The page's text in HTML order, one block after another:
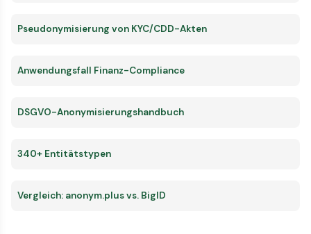
Pseudonymisierung von KYC/CDD-Akten
Anwendungsfall Finanz-Compliance
DSGVO-Anonymisierungshandbuch
340+ Entitätstypen
Vergleich: anonym.plus vs. BigID